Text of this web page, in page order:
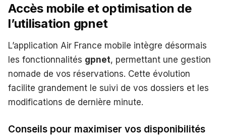
Accès mobile et optimisation de
l’utilisation gpnet
L’application Air France mobile intègre désormais
les fonctionnalités gpnet, permettant une gestion
nomade de vos réservations. Cette évolution
facilite grandement le suivi de vos dossiers et les
modifications de dernière minute.
Conseils pour maximiser vos disponibilités